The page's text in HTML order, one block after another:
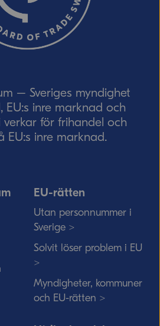
– Sveriges myndighet
EU:s inre marknad och
verkar för frihandel och
EU:s inre marknad.
EU-rätten
Utan personnummer i
Sverige >
Solvit löser problem i EU
>
Myndigheter, kommuner
och EU-rätten >